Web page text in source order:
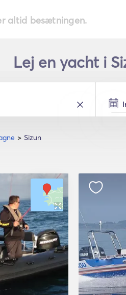
altid besætningen.
Lej en yacht i
Sizun